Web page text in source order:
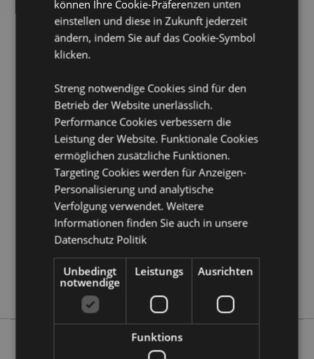
Material: Mangoholz und Metall
Verwendbar für:Räucherstäbchen
Produkttressourcen:
erfahren?Dann lesen Sie unserenLeitfaden für
Kundeninformationen.
Produktattribute
Information
Höhe 0.5cm Länge 25.5cm Tiefe 3.5cm
5055071793424
500
0.030000
Keine
Keine
können Ihre Cookie-Präferenzen unten
einstellen und diese in Zukunft jederzeit
ändern, indem Sie auf das Cookie-Symbol
klicken.
Streng notwendige Cookies sind für den
Betrieb der Website unerlässlich.
Performance Cookies verbessern die
Leistung der Website. Funktionale Cookies
ermöglichen zusätzliche Funktionen.
Targeting Cookies werden für Anzeigen-
Personalisierung und analytische
Verfolgung verwendet. Weitere
Informationen finden Sie auch in unsere
Datenschutz Politik
Unbedingt
notwendige
Leistungs Ausrichten
Funktions